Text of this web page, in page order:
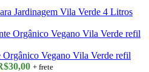
Jardinagem Vila Verde 4 Litros
Vegano Vila Verde refil
30,00 + frete